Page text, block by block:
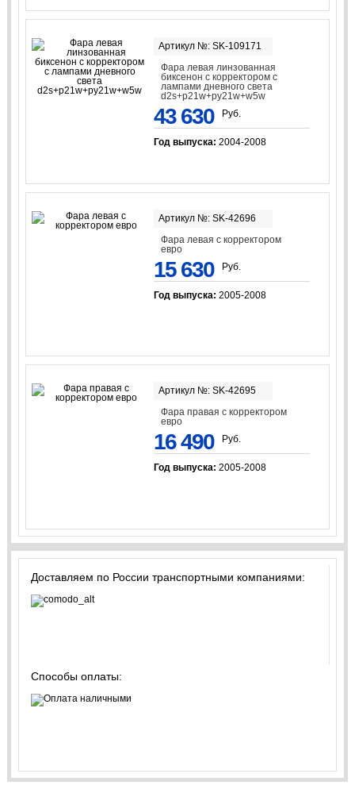
Артикул №: SK-109171
Фара левая линзованная
биксенон с корректором с
лампами дневного света
d2s+p21w+py21w+w5w
43 630 Руб.
Год выпуска: 2004-2008
Артикул №: SK-42696
Фара левая с корректором
евро
15 630 Руб.
Год выпуска: 2005-2008
Артикул №: SK-42695
Фара правая с корректором
евро
16 490 Руб.
Год выпуска: 2005-2008
Доставляем по России транспортными компаниями:
Способы оплаты: